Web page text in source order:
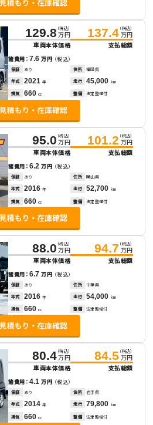
129.8 （税込）
万円
車両本体価格
137.4 （税込）
万円
支払総額
諸費用：7.6万円 （税込）
保証 あり 住所 福岡県
年式 2021 年 走行 45,000 km
排気 660 cc 整備 法定整備付
95.0 （税込）
万円
車両本体価格
101.2 （税込）
万円
支払総額
諸費用：6.2万円 （税込）
保証 あり 住所 岡山県
年式 2016 年 走行 52,700 km
排気 660 cc 整備 法定整備付
88.0 （税込）
万円
車両本体価格
94.7 （税込）
万円
支払総額
諸費用：6.7万円 （税込）
保証 あり 住所 千葉県
年式 2016 年 走行 54,000 km
排気 660 cc 整備 法定整備付
80.4 （税込）
万円
車両本体価格
84.5 （税込）
万円
支払総額
諸費用：4.1万円 （税込）
保証 あり 住所 岩手県
年式 2014 年 走行 79,800 km
排気 660 cc 整備 法定整備付